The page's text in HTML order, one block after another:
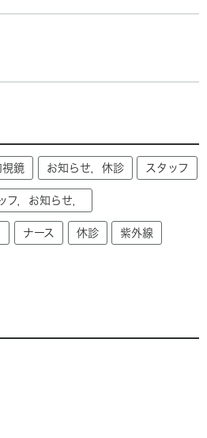
視鏡 お知らせ，休診 スタッフ
フ，お知らせ，
ナース 休診 紫外線